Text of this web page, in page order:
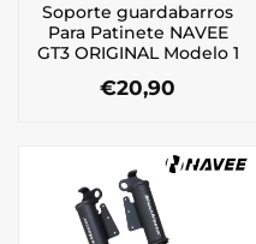
Soporte guardabarros
Para Patinete NAVEE
GT3 ORIGINAL Modelo 1
€20,90